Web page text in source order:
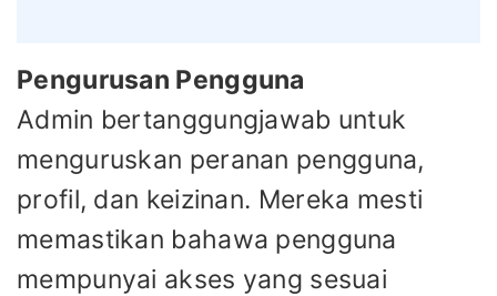
Pengurusan Pengguna
Admin bertanggungjawab untuk
menguruskan peranan pengguna,
profil, dan keizinan. Mereka mesti
memastikan bahawa pengguna
mempunyai akses yang sesuai